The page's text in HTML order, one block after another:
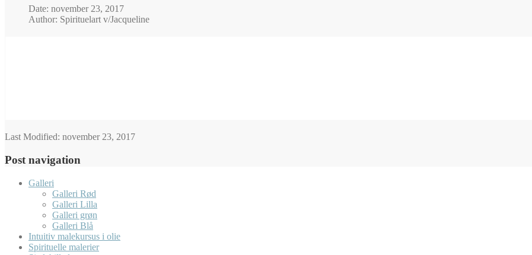
Date: november 23, 2017
Author: Spirituelart v/Jacqueline
Last Modified: november 23, 2017
Post navigation
Galleri
Galleri Rød
Galleri Lilla
Galleri grøn
Galleri Blå
Intuitiv malekursus i olie
Spirituelle malerier